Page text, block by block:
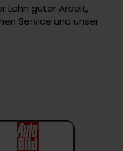
Lohn guter Arbeit,
Service und unser